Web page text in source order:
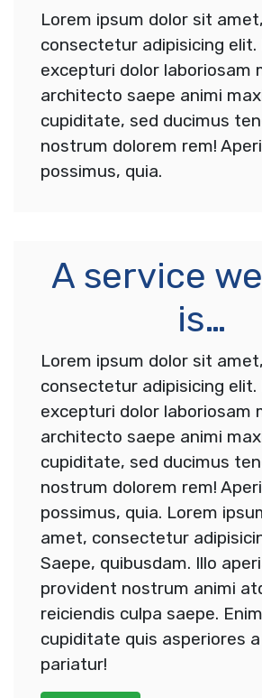
Lorem ipsum dolor sit amet,
consectetur adipisicing elit.
excepturi dolor laboriosam
architecto saepe animi
cupiditate, sed ducimus
nostrum dolorem rem!
possimus, quia.
A service
is…
Lorem ipsum dolor sit amet,
consectetur adipisicing elit.
excepturi dolor laboriosam
architecto saepe animi
cupiditate, sed ducimus
nostrum dolorem rem!
possimus, quia. Lorem
amet, consectetur
Saepe, quibusdam. Illo
provident nostrum animi
reiciendis culpa saepe.
cupiditate quis asperiores
pariatur!